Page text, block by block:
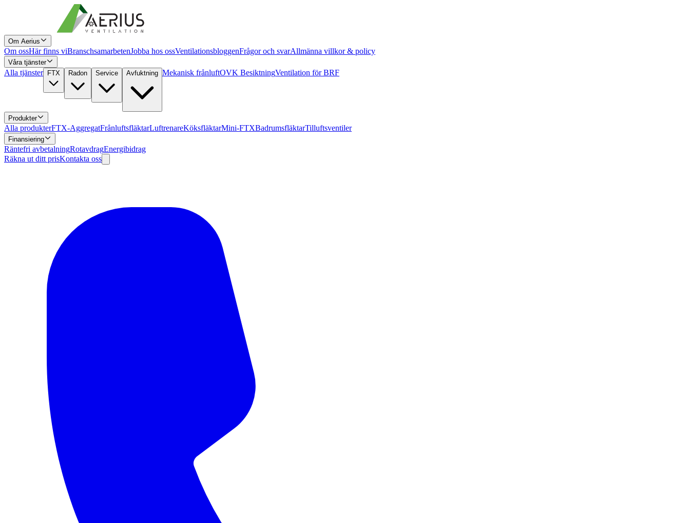
Om Aerius
Om ossHär finns viBranschsamarbetenJobba hos ossVentilationsbloggenFrågor och svarAllmänna villkor & policy
Våra tjänster
Alla tjänster FTX Radon Service Avfuktning Mekanisk frånluftOVK BesiktningVentilation för BRF
Produkter
Alla produkterFTX-AggregatFrånluftsfläktarLuftrenareKöksfläktarMini-FTXBadrumsfläktarTilluftsventiler
Finansiering
Räntefri avbetalningRotavdragEnergibidrag
Räkna ut ditt prisKontakta oss